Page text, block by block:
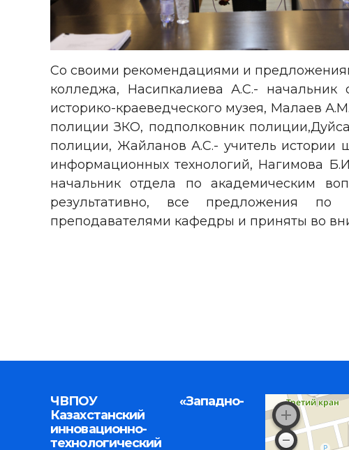
Со своими рекомендациями и
колледжа, Насипкалиева А.С.- начальник
историко-краеведческого музея, Малаев
полиции ЗКО, подполковник
полиции, Жайланов А.С.- учитель истории
информационных технологий, Нагимова
начальник отдела по академическим
результативно, все предложения
преподавателями кафедры и приняты во
ЧВПОУ «Западно-
Казахстанский
инновационно-
технологический